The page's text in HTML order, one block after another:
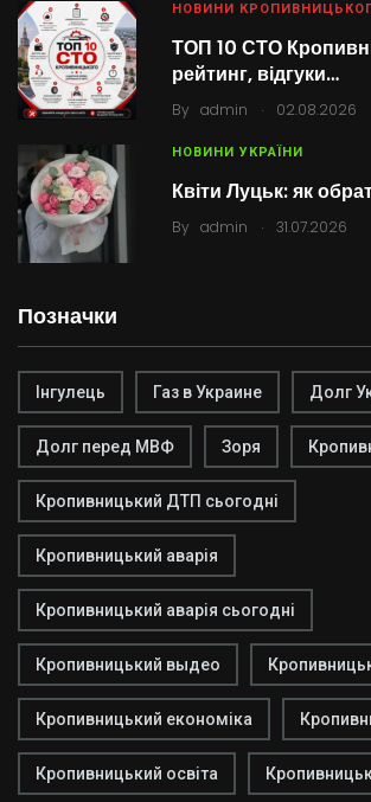
НОВИНИ
ТОП 10 СТО
рейтинг, відгуки…
By admin . 02.08.2026
НОВИНИ УКРАЇНИ
Квіти Луцьк: як
By admin . 31.07.2026
Позначки
Інгулець Газ в Украине Долг
Долг перед МВФ Зоря
Кропивницький ДТП сьогодні
Кропивницький аварія
Кропивницький аварія сьогодні
Кропивницький выдео
Кропивницький економіка
Кропивницький освіта